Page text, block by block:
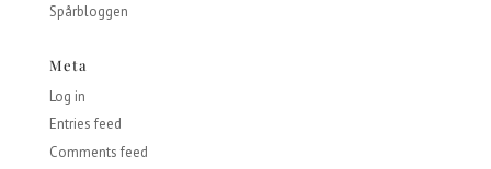
Spårbloggen
Meta
Log in
Entries feed
Comments feed